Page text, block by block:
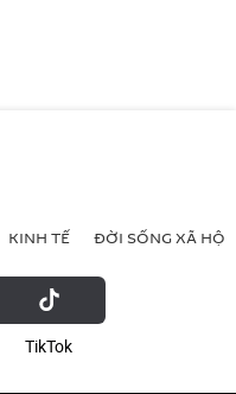
KINH TẾ ĐỜI SỐNG XÃ HỘI
ТikТоk